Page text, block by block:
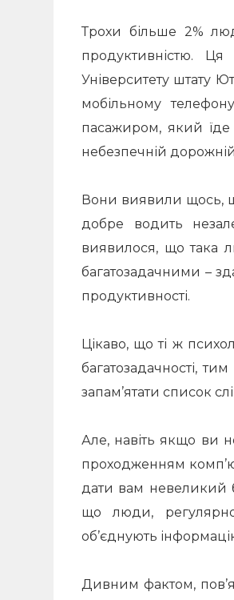
Трохи більше 2%
продуктивністю. Ця
Університету штату
мобільному
пасажиром, який
небезпечній дорожній
Вони виявили щось,
добре водить
виявилося, що така
багатозадачними –
продуктивності.
Цікаво, що ті ж
багатозадачності,
запам’ятати список
Але, навіть якщо ви
проходженням
дати вам невеликий
що люди,
об’єднують
Дивним фактом,